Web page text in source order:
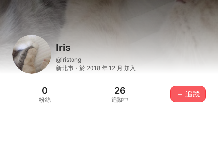
Iris
@iristong
新北市・於 2018 年 12 月 加入
0
粉絲
26
追蹤中
＋ 追蹤